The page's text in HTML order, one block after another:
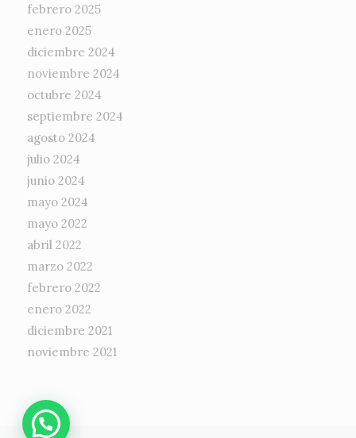
febrero 2025
enero 2025
diciembre 2024
noviembre 2024
octubre 2024
septiembre 2024
agosto 2024
julio 2024
junio 2024
mayo 2024
mayo 2022
abril 2022
marzo 2022
febrero 2022
enero 2022
diciembre 2021
noviembre 2021